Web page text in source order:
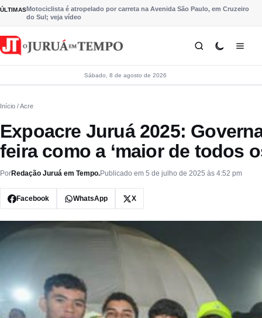
Pular para o conteúdo
ÚLTIMASMotociclista é atropelado por carreta na Avenida São Paulo, em Cruzeiro
do Sul; veja vídeo
Sábado, 8 de agosto de 2026
Início / Acre
Expoacre Juruá 2025:
feira como a ‘maior de todos
PorRedação Juruá em Tempo.Publicado em 5 de julho de 2025 às 4:52 pm
Facebook WhatsApp X